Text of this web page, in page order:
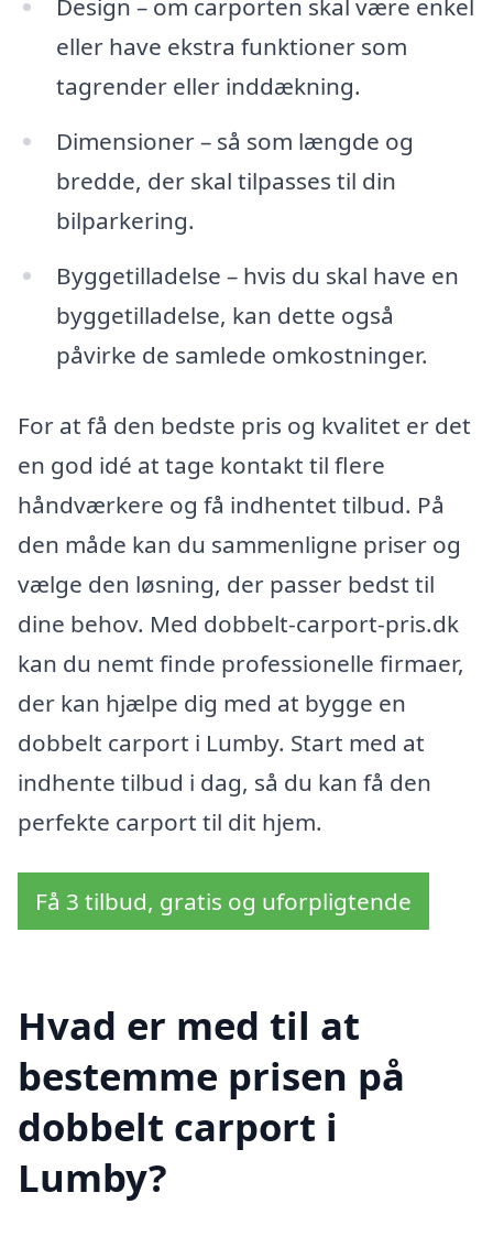
Design – om carporten skal være enkel
eller have ekstra funktioner som
tagrender eller inddækning.
Dimensioner – så som længde og
bredde, der skal tilpasses til din
bilparkering.
Byggetilladelse – hvis du skal have en
byggetilladelse, kan dette også
påvirke de samlede omkostninger.
For at få den bedste pris og kvalitet er det
en god idé at tage kontakt til flere
håndværkere og få indhentet tilbud. På
den måde kan du sammenligne priser og
vælge den løsning, der passer bedst til
dine behov. Med dobbelt-carport-pris.dk
kan du nemt finde professionelle firmaer,
der kan hjælpe dig med at bygge en
dobbelt carport i Lumby. Start med at
indhente tilbud i dag, så du kan få den
perfekte carport til dit hjem.
Få 3 tilbud, gratis og uforpligtende
Hvad er med til at
bestemme prisen på
dobbelt carport i
Lumby?